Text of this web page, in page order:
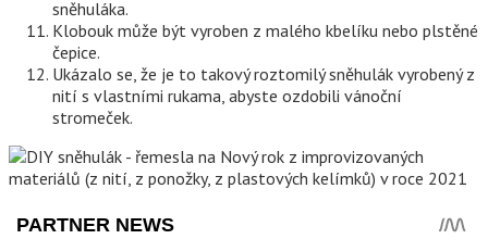
sněhuláka.
Klobouk může být vyroben z malého kbelíku nebo plstěné
čepice.
Ukázalo se, že je to takový roztomilý sněhulák vyrobený z
nití s ​​vlastními rukama, abyste ozdobili vánoční
stromeček.